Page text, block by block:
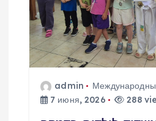
admin
7 июня, 2026
288